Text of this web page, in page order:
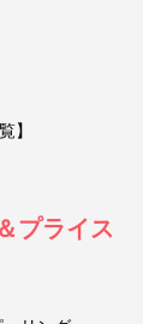
】
プライス